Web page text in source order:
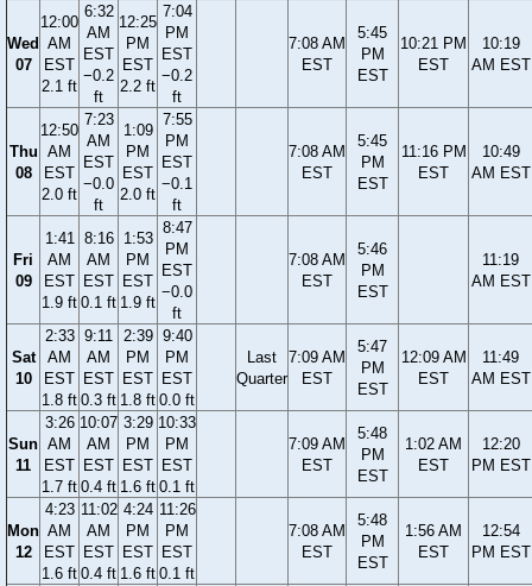
Wed
07
12:00
AM
EST
2.1 ft
6:32
AM
EST
−0.2
ft
12:25
PM
EST
2.2 ft
7:04
PM
EST
−0.2
ft
7:08 AM
EST
5:45
PM
EST
10:21 PM
EST
10:19
AM EST
Thu
08
12:50
AM
EST
2.0 ft
7:23
AM
EST
−0.0
ft
1:09
PM
EST
2.0 ft
7:55
PM
EST
−0.1
ft
7:08 AM
EST
5:45
PM
EST
11:16 PM
EST
10:49
AM EST
Fri
09
1:41
AM
EST
1.9 ft
8:16
AM
EST
0.1 ft
1:53
PM
EST
1.9 ft
8:47
PM
EST
−0.0
ft
7:08 AM
EST
5:46
PM
EST
11:19
AM EST
Sat
10
2:33
AM
EST
1.8 ft
9:11
AM
EST
0.3 ft
2:39
PM
EST
1.8 ft
9:40
PM
EST
0.0 ft
Last
Quarter
7:09 AM
EST
5:47
PM
EST
12:09 AM
EST
11:49
AM EST
Sun
11
3:26
AM
EST
1.7 ft
10:07
AM
EST
0.4 ft
3:29
PM
EST
1.6 ft
10:33
PM
EST
0.1 ft
7:09 AM
EST
5:48
PM
EST
1:02 AM
EST
12:20
PM EST
Mon
12
4:23
AM
EST
1.6 ft
11:02
AM
EST
0.4 ft
4:24
PM
EST
1.6 ft
11:26
PM
EST
0.1 ft
7:08 AM
EST
5:48
PM
EST
1:56 AM
EST
12:54
PM EST